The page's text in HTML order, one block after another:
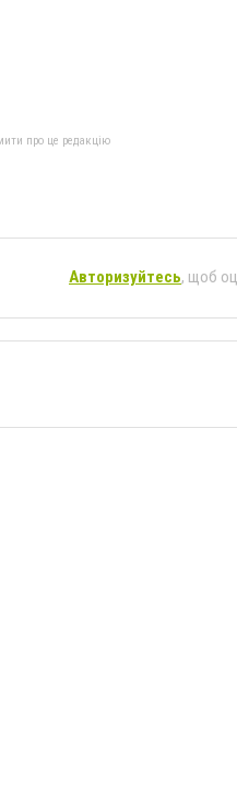
про це редакцію
Авторизуйтесь, щоб